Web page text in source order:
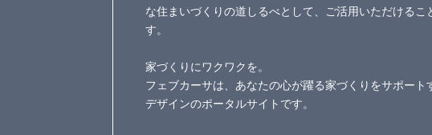
な住まいづくりの道しるべとして、ご活用いただけるこ
す。
家づくりにワクワクを。
フェブカーサは、あなたの心が躍る家づくりをサポート
デザインのポータルサイトです。